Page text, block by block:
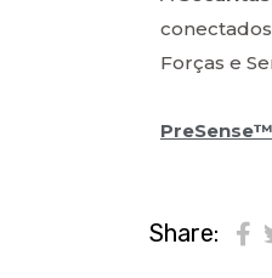
Forças e
PreSense™
Share: